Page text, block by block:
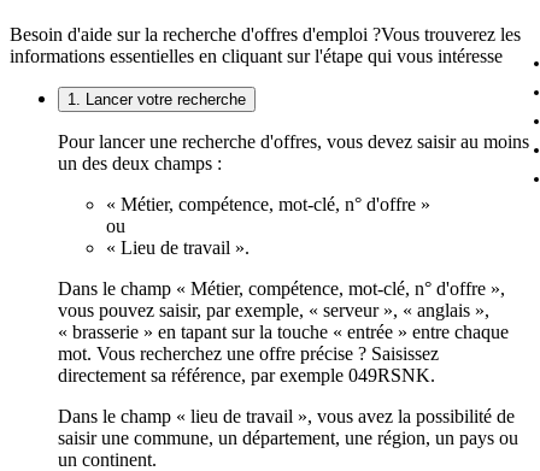
Besoin d'aide sur la recherche d'offres d'emploi ?Vous trouverez les
informations essentielles en cliquant sur l'étape qui vous intéresse
1. Lancer votre recherche
Pour lancer une recherche d'offres, vous devez saisir au moins
un des deux champs :
« Métier, compétence, mot-clé, n° d'offre »
ou
« Lieu de travail ».
Dans le champ « Métier, compétence, mot-clé, n° d'offre »,
vous pouvez saisir, par exemple, « serveur », « anglais »,
« brasserie » en tapant sur la touche « entrée » entre chaque
mot. Vous recherchez une offre précise ? Saisissez
directement sa référence, par exemple 049RSNK.
Dans le champ « lieu de travail », vous avez la possibilité de
saisir une commune, un département, une région, un pays ou
un continent.